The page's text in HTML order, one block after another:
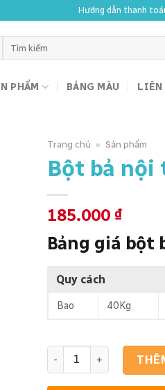
Hướng dẫn thanh
Tìm
PHẨM BẢNG MÀU LIÊN
Trang chủ » Sản phẩm
Bột bả nội
185.000 ₫
Bảng giá bột
Quy cách
Bao 40Kg
Bột bả nội thất cao cấp